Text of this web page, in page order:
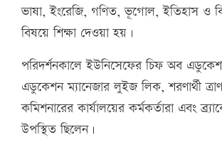
ভাষা, ইংরেজি, গণিত, ভূগোল, ইতিহাস ও
বিষয়ে শিক্ষা দেওয়া হয়।
পরিদর্শনকালে ইউনিসেফের চিফ অব
এডুকেশন ম্যানেজার লুইজ লিক, শরণার্থী
কমিশনারের কার্যালয়ের কর্মকর্তারা এবং
উপস্থিত ছিলেন।